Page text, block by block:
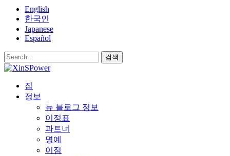
English
한국인
Japanese
Español
검색
집
정보
뉴 블로그 정보
이정표
파트너
명예
이점